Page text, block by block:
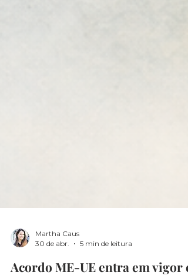
30 de abr.
5 min de leitura